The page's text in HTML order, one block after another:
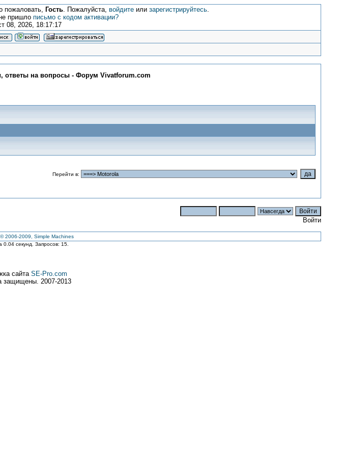
пожаловать, Гость. Пожалуйста, войдитеили зарегистрируйтесь.
пришло письмо с кодом активации?
08, 2026, 18:17:17
ответы на вопросы - Форум Vivatforum.com
Перейти в:
Войти
2006-2009, Simple Machines
секунд. Запросов: 15.
сайта SE-Pro.com
2007-2013